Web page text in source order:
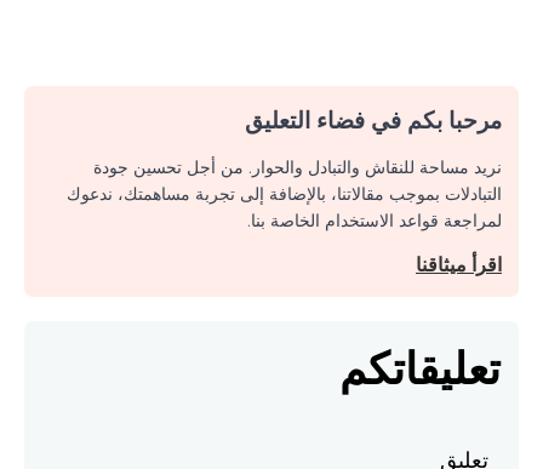
مرحبا بكم في فضاء التعليق
نريد مساحة للنقاش والتبادل والحوار. من أجل تحسين جودة
التبادلات بموجب مقالاتنا، بالإضافة إلى تجربة مساهمتك، ندعوك
لمراجعة قواعد الاستخدام الخاصة بنا.
اقرأ ميثاقنا
تعليقاتكم
تعليق